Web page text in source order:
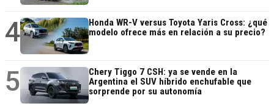
4
Honda WR-V versus Toyota Yaris Cross: ¿qué
modelo ofrece más en relación a su precio?
5
Chery Tiggo 7 CSH: ya se vende en la
Argentina el SUV híbrido enchufable que
sorprende por su autonomía